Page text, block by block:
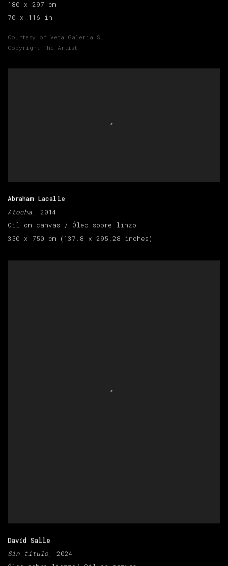
180 x 297 cm
70 x 116 in
Courtesy of Veta Galeria SL
Copyright The Artist
Abraham Lacalle
Atocha, 2014
Oil on canvas / Óleo sobre linzo
350 x 750 cm (137.8 x 295.28 inches)
David Salle
Sin título, 2024